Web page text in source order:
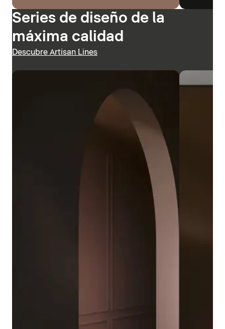
Series de diseño de la
máxima calidad
Descubre Artisan Lines